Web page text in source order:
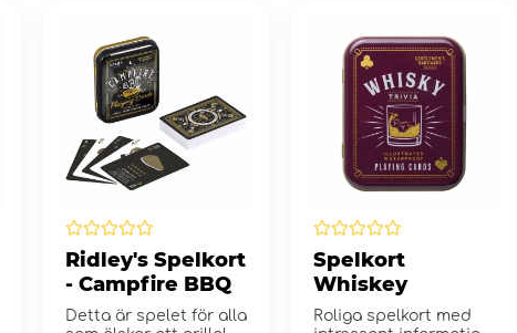
Ridley's Spelkort
- Campfire BBQ
Detta är spelet för alla
Spelkort
Whiskey
Roliga spelkort med